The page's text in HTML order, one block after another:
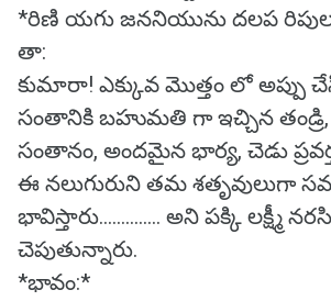
*రిణి యగు జననియును దలప
తా:
కుమారా! ఎక్కువ మొత్తం లో అప్పు
సంతానికి బహుమతి గా ఇచ్చిన తండ్రి,
సంతానం, అందమైన భార్య, చెడు
ఈ నలుగురుని తమ శతృవులుగా
భావిస్తారు.............. అని పక్కి లక్ష్మీ
చెపుతున్నారు.
*భావం:*